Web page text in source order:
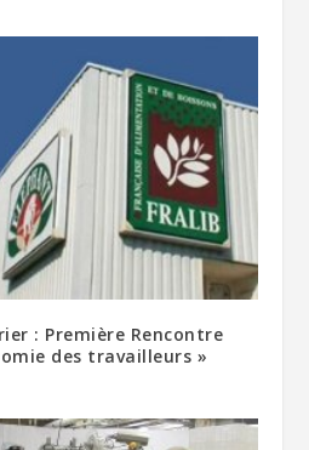
: Première Rencontre
des travailleurs »